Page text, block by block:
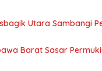
Utara Sambangi
Barat Sasar